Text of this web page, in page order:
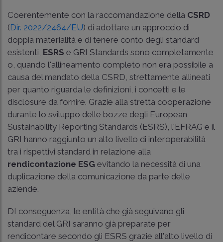
Coerentemente con la raccomandazione della CSRD
(Dir. 2022/2464/EU) di adottare un approccio di
doppia materialità e di tenere conto degli standard
esistenti, ESRS e GRI Standards sono completamente
o, quando l'allineamento completo non era possibile a
causa del mandato della CSRD, strettamente allineati
per quanto riguarda le definizioni, i concetti e le
disclosure da fornire. Grazie alla stretta cooperazione
durante lo sviluppo delle bozze degli European
Sustainability Reporting Standards (ESRS), l'EFRAG e il
GRI hanno raggiunto un alto livello di interoperabilità
tra i rispettivi standard in relazione alla
rendicontazione ESG evitando la necessità di una
duplicazione della comunicazione da parte delle
aziende.
DI conseguenza, le entità che già seguivano gli
standard del GRI saranno già preparate per
rendicontare secondo gli ESRS grazie all'alto livello di